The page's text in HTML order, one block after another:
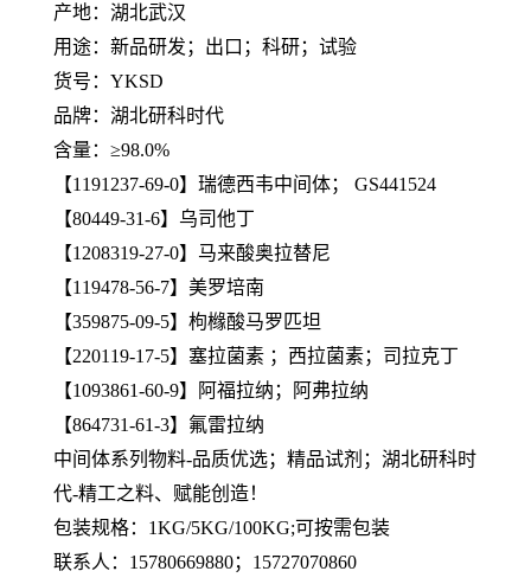
产地：湖北武汉
用途：新品研发；出口；科研；试验
货号：YKSD
品牌：湖北研科时代
含量：≥98.0%
【1191237-69-0】瑞德西韦中间体； GS441524
【80449-31-6】乌司他丁
【1208319-27-0】马来酸奥拉替尼
【119478-56-7】美罗培南
【359875-09-5】枸橼酸马罗匹坦
【220119-17-5】塞拉菌素 ；西拉菌素；司拉克丁
【1093861-60-9】阿福拉纳；阿弗拉纳
【864731-61-3】氟雷拉纳
中间体系列物料-品质优选；精品试剂；湖北研科时
代-精工之料、赋能创造！
包装规格：1KG/5KG/100KG;可按需包装
联系人：15780669880；15727070860